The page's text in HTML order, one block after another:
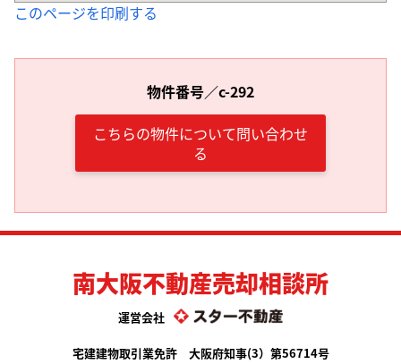
このページを印刷する
物件番号／c-292
こちらの物件について問い合わせ
る
南大阪不動産売却相談所
運営会社
宅建建物取引業免許 大阪府知事(3）第56714号